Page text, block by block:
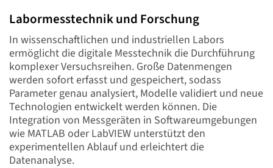
Labormesstechnik und Forschung
In wissenschaftlichen und industriellen Labors
ermöglicht die digitale Messtechnik die Durchführung
komplexer Versuchsreihen. Große Datenmengen
werden sofort erfasst und gespeichert, sodass
Parameter genau analysiert, Modelle validiert und neue
Technologien entwickelt werden können. Die
Integration von Messgeräten in Softwareumgebungen
wie MATLAB oder LabVIEW unterstützt den
experimentellen Ablauf und erleichtert die
Datenanalyse.